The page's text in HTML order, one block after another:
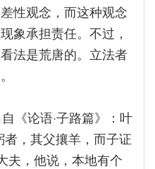
性观念，而这种观念
象承担责任。不过，
法是荒唐的。立法者
《论语·子路篇》：叶
，其父攘羊，而子证
夫，他说，本地有个